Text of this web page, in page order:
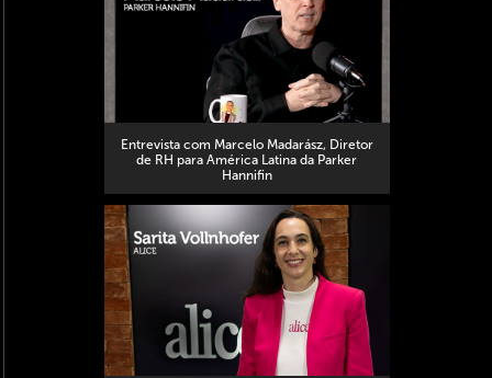
Entrevista com Marcelo Madarász, Diretor
de RH para América Latina da Parker
Hannifin